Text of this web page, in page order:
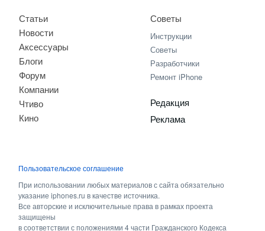
Статьи
Новости
Аксессуары
Блоги
Форум
Компании
Чтиво
Кино
Советы
Инструкции
Советы
Разработчики
Ремонт iPhone
Редакция
Реклама
Пользовательское соглашение
При использовании любых материалов с сайта обязательно
указание iphones.ru в качестве источника.
Все авторские и исключительные права в рамках проекта
защищены
в соответствии с положениями 4 части Гражданского Кодекса